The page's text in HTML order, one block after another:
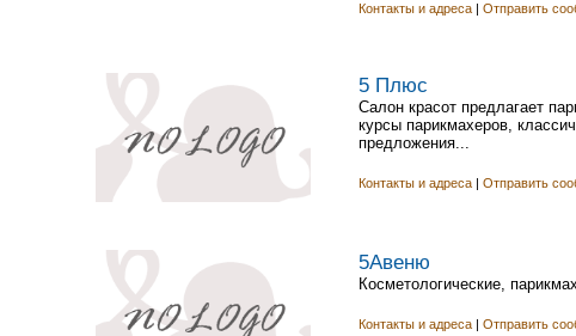
Контакты и адреса | Отправить
5 Плюс
Салон красот предлагает
курсы парикмахеров,
предложения...
Контакты и адреса Отправить
5Авеню
Косметологические,
Контакты и адреса Отправить